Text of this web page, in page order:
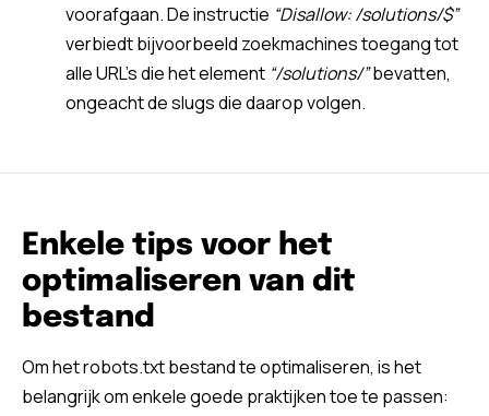
voorafgaan. De instructie “Disallow: /solutions/$”
verbiedt bijvoorbeeld zoekmachines toegang tot
alle URL’s die het element “/solutions/”bevatten,
ongeacht de slugs die daarop volgen.
Enkele tips voor het
optimaliseren van dit
bestand
Om het robots.txt bestand te optimaliseren, is het
belangrijk om enkele goede praktijken toe te passen: